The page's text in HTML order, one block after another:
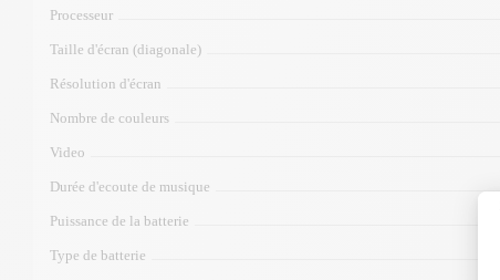
Processeur
Taille d'écran (diagonale)
Résolution d'écran
Nombre de couleurs
Video
Durée d'ecoute de musique
Puissance de la batterie
Type de batterie